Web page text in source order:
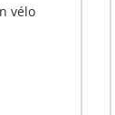
vélo